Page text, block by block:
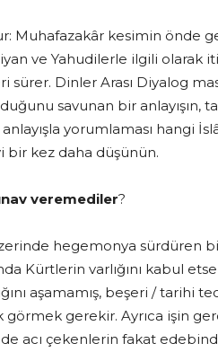
Muhafazakâr kesimin önde
ve Yahudilerle ilgili olarak
sürer. Dinler Arası Diyalog
savunan bir anlayışın,
yorumlaması hangi
bir kez daha düşünün.
veremediler?
hegemonya sürdüren
Kürtlerin varlığını kabul
aşamamış, beşeri / tarihi
görmek gerekir. Ayrıca işin
acı çekenlerin fakat